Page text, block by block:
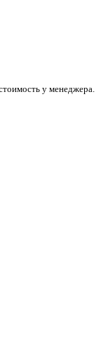
у менеджера.